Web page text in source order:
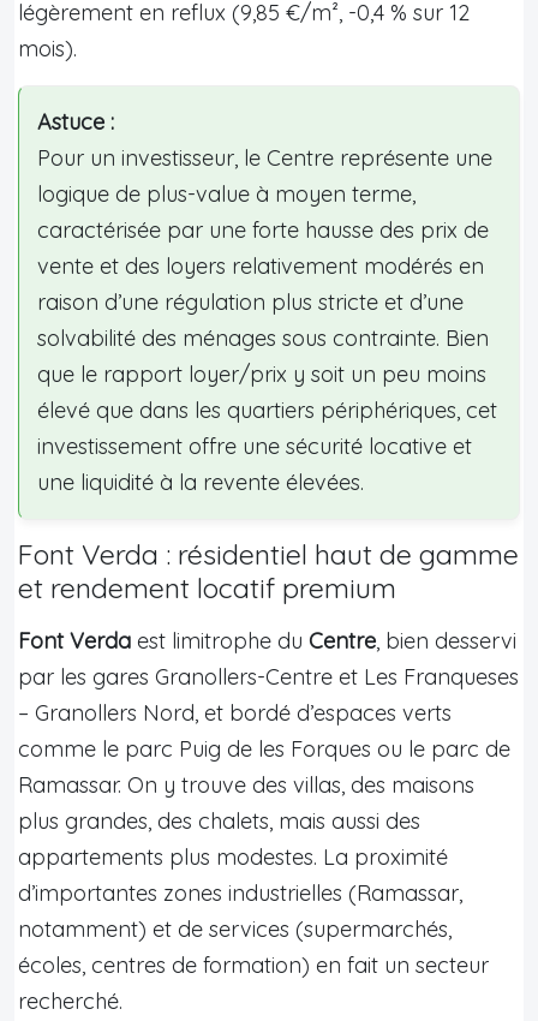
légèrement en reflux (9,85 €/m², -0,4 % sur 12
mois).
Astuce :
Pour un investisseur, le Centre représente une
logique de plus-value à moyen terme,
caractérisée par une forte hausse des prix de
vente et des loyers relativement modérés en
raison d’une régulation plus stricte et d’une
solvabilité des ménages sous contrainte. Bien
que le rapport loyer/prix y soit un peu moins
élevé que dans les quartiers périphériques, cet
investissement offre une sécurité locative et
une liquidité à la revente élevées.
Font Verda : résidentiel haut de gamme
et rendement locatif premium
Font Verda est limitrophe du Centre, bien desservi
par les gares Granollers-Centre et Les Franqueses
– Granollers Nord, et bordé d’espaces verts
comme le parc Puig de les Forques ou le parc de
Ramassar. On y trouve des villas, des maisons
plus grandes, des chalets, mais aussi des
appartements plus modestes. La proximité
d’importantes zones industrielles (Ramassar,
notamment) et de services (supermarchés,
écoles, centres de formation) en fait un secteur
recherché.